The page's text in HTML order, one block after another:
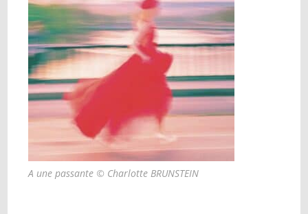
A une passante © Charlotte BRUNSTEIN